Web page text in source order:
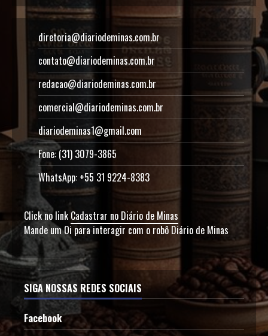
diretoria@diariodeminas.com.br
contato@diariodeminas.com.br
redacao@diariodeminas.com.br
comercial@diariodeminas.com.br
diariodeminas1@gmail.com
Fone: (31) 3079-3865
WhatsApp: +55 31 9224-8383
Click no link Cadastrar no Diário de Minas
Mande um Oi para interagir com o robô Diário de Minas
SIGA NOSSAS REDES SOCIAIS
Facebook